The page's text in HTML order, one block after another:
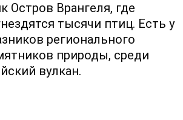
Остров Врангеля, где
тысячи птиц. Есть у
регионального
природы, среди
вулкан.